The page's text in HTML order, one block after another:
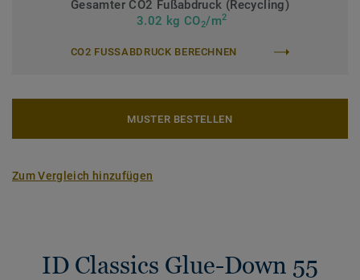
Gesamter CO2 Fußabdruck (Recycling)
3.02 kg CO2/m2
CO2 FUSSABDRUCK BERECHNEN
MUSTER BESTELLEN
Zum Vergleich hinzufügen
ID Classics Glue-Down 55